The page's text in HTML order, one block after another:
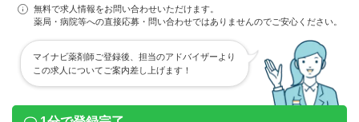
無料で求人情報をお問い合わせいただけます。
薬局・病院等への直接応募・問い合わせではありませんのでご安心ください。
マイナビ薬剤師ご登録後、担当のアドバイザーより
この求人についてご案内差し上げます！